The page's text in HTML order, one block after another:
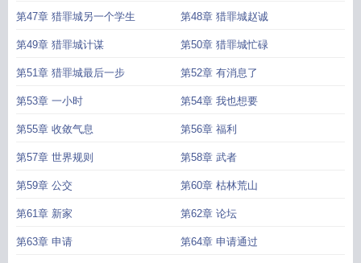
第47章 猎罪城另一个学生 第48章 猎罪城赵诚
第49章 猎罪城计谋 第50章 猎罪城忙碌
第51章 猎罪城最后一步 第52章 有消息了
第53章 一小时 第54章 我也想要
第55章 收敛气息 第56章 福利
第57章 世界规则 第58章 武者
第59章 公交 第60章 枯林荒山
第61章 新家 第62章 论坛
第63章 申请 第64章 申请通过